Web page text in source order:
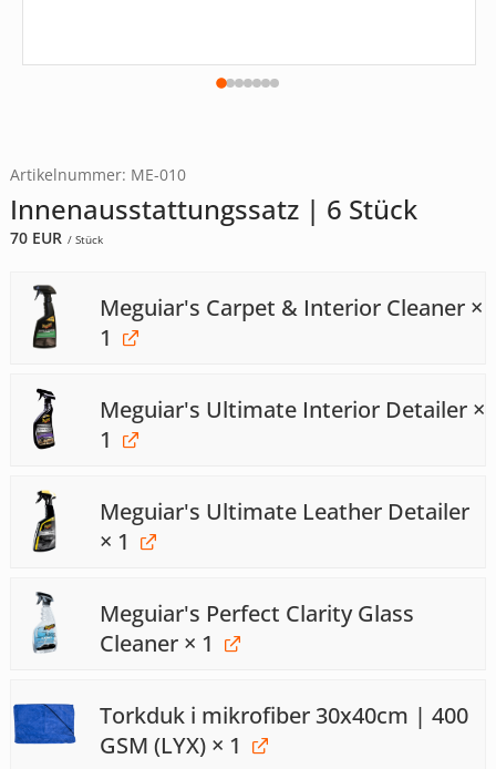
Artikelnummer: ME-010
Innenausstattungssatz | 6 Stück
70 EUR / Stück
Meguiar's Carpet & Interior Cleaner×
1
Meguiar's Ultimate Interior Detailer×
1
Meguiar's Ultimate Leather Detailer
× 1
Meguiar's Perfect Clarity Glass
Cleaner× 1
Torkduk i mikrofiber 30x40cm | 400
GSM (LYX)× 1